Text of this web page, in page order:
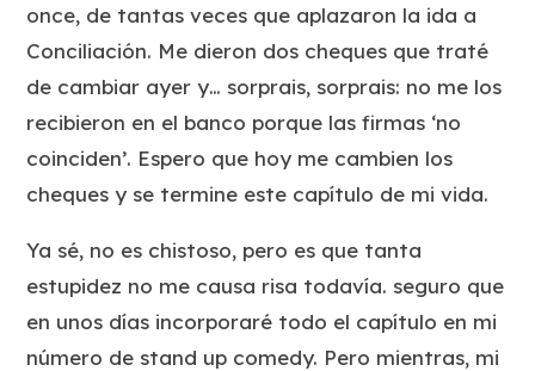
once, de tantas veces que aplazaron la ida a
Conciliación. Me dieron dos cheques que traté
de cambiar ayer y… sorprais, sorprais: no me los
recibieron en el banco porque las firmas ‘no
coinciden’. Espero que hoy me cambien los
cheques y se termine este capítulo de mi vida.
Ya sé, no es chistoso, pero es que tanta
estupidez no me causa risa todavía. seguro que
en unos días incorporaré todo el capítulo en mi
número de stand up comedy. Pero mientras, mi